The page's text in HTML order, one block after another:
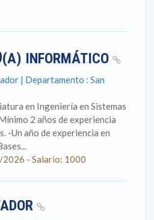
(A) INFORMÁTICO
| Departamento : San
en Ingeniería en Sistemas
2 años de experiencia
-Un año de experiencia en
- Salario: 1000